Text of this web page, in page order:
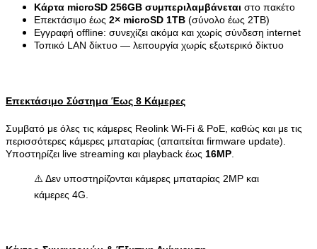
Κάρτα microSD 256GB συμπεριλαμβάνεται στο πακέτο
Επεκτάσιμο έως 2× microSD 1TB (σύνολο έως 2TB)
Εγγραφή offline: συνεχίζει ακόμα και χωρίς σύνδεση internet
Τοπικό LAN δίκτυο — λειτουργία χωρίς εξωτερικό δίκτυο
Επεκτάσιμο Σύστημα Έως 8 Κάμερες
Συμβατό με όλες τις κάμερες Reolink Wi-Fi & PoE, καθώς και με τις
περισσότερες κάμερες μπαταρίας (απαιτείται firmware update).
Υποστηρίζει live streaming και playback έως 16MP
⚠️ Δεν υποστηρίζονται κάμερες μπαταρίας 2MP και
κάμερες 4G.